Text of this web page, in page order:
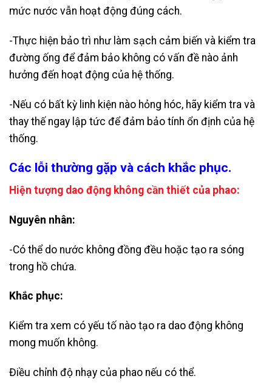
mức nước vẫn hoạt động đúng cách.
-Thực hiện bảo trì như làm sạch cảm biến và kiểm tra
đường ống để đảm bảo không có vấn đề nào ảnh
hưởng đến hoạt động của hệ thống.
-Nếu có bất kỳ linh kiện nào hỏng hóc, hãy kiểm tra và
thay thế ngay lập tức để đảm bảo tính ổn định của hệ
thống.
Các lỗi thường gặp và cách khắc phục.
Hiện tượng dao động không cần thiết của phao:
Nguyên nhân:
-Có thể do nước không đồng đều hoặc tạo ra sóng
trong hồ chứa.
Khắc phục:
Kiểm tra xem có yếu tố nào tạo ra dao động không
mong muốn không.
Điều chỉnh độ nhạy của phao nếu có thể.